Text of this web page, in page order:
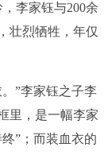
李家钰与200余
壮烈牺牲，年仅
”李家钰之子李
里，是一幅李家
”；而装血衣的